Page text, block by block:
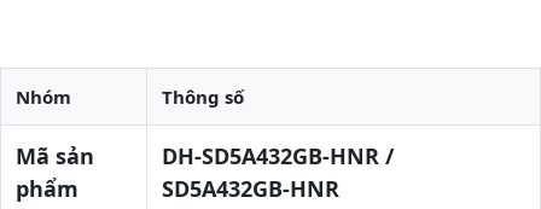
Nhóm Thông số
Mã sản
phẩm
DH-SD5A432GB-HNR /
SD5A432GB-HNR